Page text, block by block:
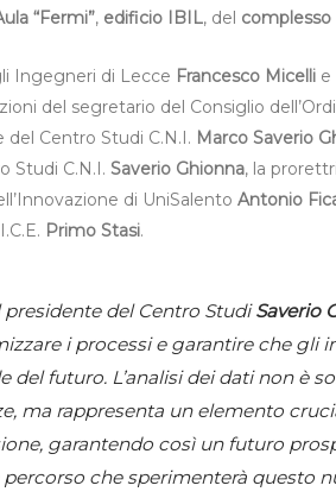
“Fermi”, edificio IBIL, del
Ingegneri di Lecce Francesco Micelli e
del segretario del Consiglio
del Centro Studi C.N.I. Marco Saverio
Studi C.N.I. Saverio Ghionna, la
di UniSalento Antonio
Primo Stasi.
presidente del Centro StudiSaverio
i processi e garantire che gli
del futuro. L’analisi dei dati non è
ma rappresenta un elemento
garantendo così un futuro
che sperimenterà questo